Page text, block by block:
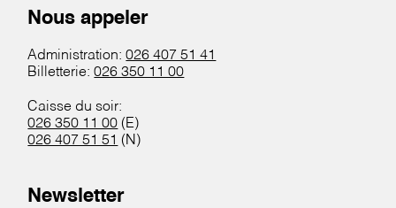
Nous appeler
Administration:026 407 51 41
Billetterie:026 350 11 00
Caisse du soir:
026 350 11 00 (E)
026 407 51 51 (N)
Newsletter